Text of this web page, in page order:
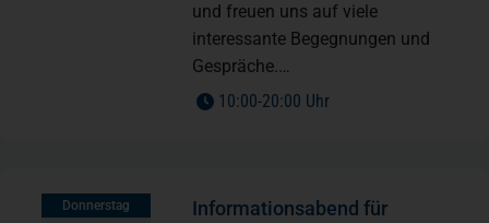
und freuen uns auf viele
interessante Begegnungen und
Gespräche.…
10:00-to
20:00 Uhr
Donnerstag
Informationsabend für